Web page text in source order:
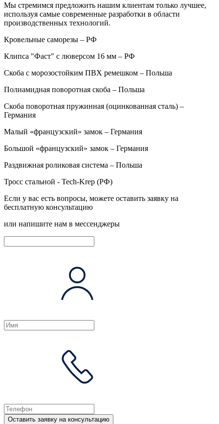
Мы стремимся предложить нашим клиентам только лучшее,
используя самые современные разработки в области
производственных технологий.
Кровельные саморезы – РФ
Клипса "Фаст" с люверсом 16 мм – РФ
Скоба с морозостойким ПВХ ремешком – Польша
Полиамидная поворотная скоба – Польша
Скоба поворотная пружинная (оцинкованная сталь) –
Германия
Малый «французский» замок – Германия
Большой «французский» замок – Германия
Раздвижная роликовая система – Польша
Тросс стальной - Tech-Krep (РФ)
Если у вас есть вопросы, можете оставить заявку на
бесплатную консультацию
или напишите нам в мессенджеры
Оставить заявку на консультацию